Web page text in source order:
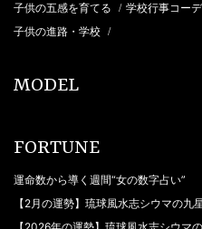
子供の五感を育てる / 学校行事コーデ
子供の進路・学校 /
MODEL
FORTUNE
運命数から導く週間“女の数字占い”
【2月の運勢】琉球風水志シウマの九